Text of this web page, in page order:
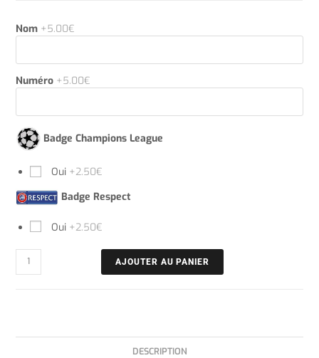
Nom +5.00€
Numéro +5.00€
Badge Champions League
Oui +2.50€
Badge Respect
Oui +2.50€
AJOUTER AU PANIER
DESCRIPTION